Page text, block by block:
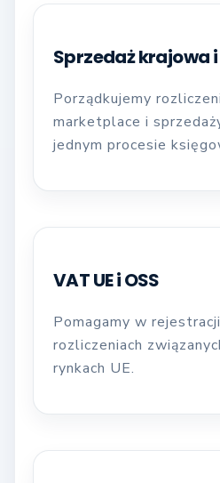
Sprzedaż krajowa
Porządkujemy
marketplace i
jednym procesie
VAT UE i OSS
Pomagamy w
rozliczeniach
rynkach UE.